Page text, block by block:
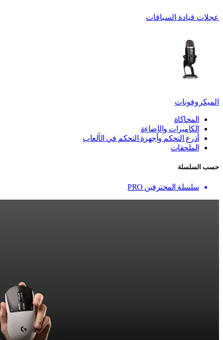
عجلات قيادة السباقات
الميكروفونات
المحاكاة
الكاميرات والإضاءة
أذرع التحكم وأجهزة التحكم في الألعاب
الملحقات
حسب السلسلة
سلسلة المحترفين PRO